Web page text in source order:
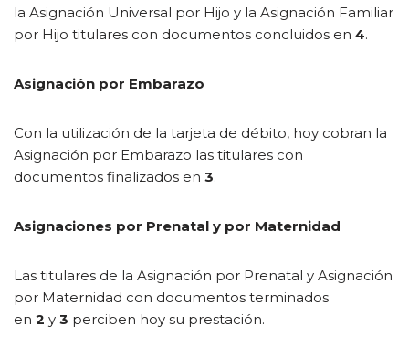
la Asignación Universal por Hijo y la Asignación Familiar
por Hijo titulares con documentos concluidos en 4.
Asignación por Embarazo
Con la utilización de la tarjeta de débito, hoy cobran la
Asignación por Embarazo las titulares con
documentos finalizados en 3.
Asignaciones por Prenatal y por Maternidad
Las titulares de la Asignación por Prenatal y Asignación
por Maternidad con documentos terminados
en 2 y 3 perciben hoy su prestación.